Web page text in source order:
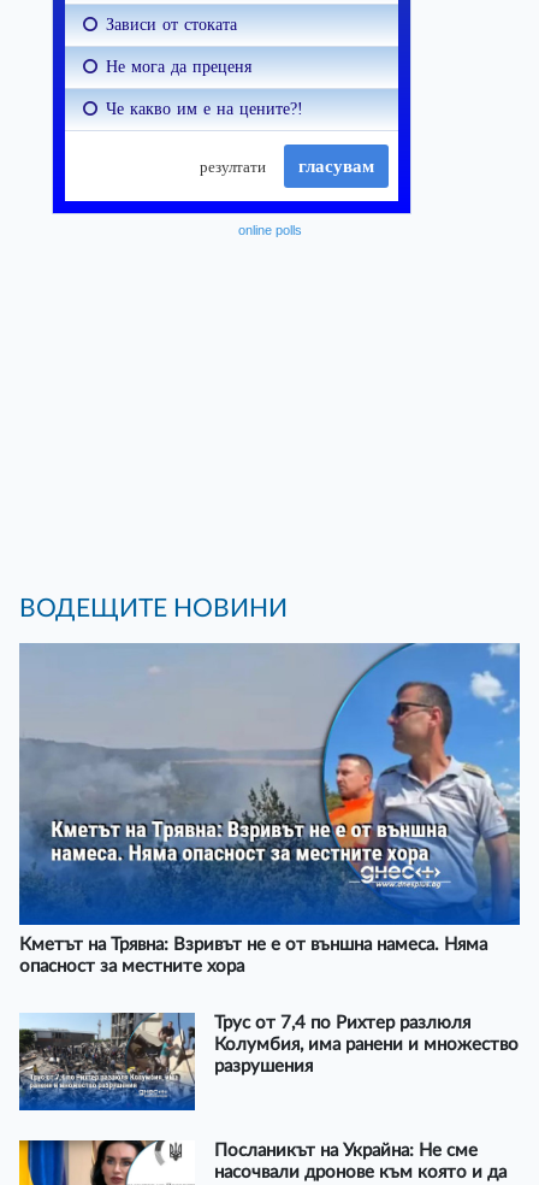
online polls
ВОДЕЩИТЕ НОВИНИ
Кметът на Трявна: Взривът не е от външна намеса. Няма
опасност за местните хора
Трус от 7,4 по Рихтер разлюля
Колумбия, има ранени и множество
разрушения
Посланикът на Украйна: Не сме
насочвали дронове към която и да